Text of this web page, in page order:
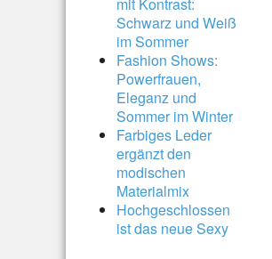
Schwarz und Weiß
im Sommer
Fashion Shows:
Powerfrauen,
Eleganz und
Sommer im Winter
Farbiges Leder
ergänzt den
modischen
Materialmix
Hochgeschlossen
ist das neue Sexy